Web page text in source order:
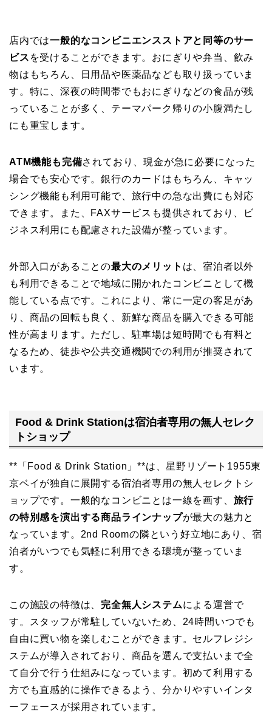
店内では一般的なコンビニエンスストアと同等のサー
ビス を受けることができます。おにぎりや弁当、飲み
物はもちろん、日用品や医薬品なども取り扱っていま
す。特に、深夜の時間帯でもおにぎりなどの食品が残
っていることが多く、テーマパーク帰りの小腹満たし
にも重宝します。
ATM機能も完備されており、現金が急に必要になった
場合でも安心です。銀行のカードはもちろん、キャッ
シング機能も利用可能で、旅行中の急な出費にも対応
できます。また、FAXサービスも提供されており、ビ
ジネス利用にも配慮された設備が整っています。
外部入口があることの最大のメリット は、宿泊者以外
も利用できることで地域に開かれたコンビニとして機
能している点です。これにより、常に一定の客足があ
り、商品の回転も良く、新鮮な商品を購入できる可能
性が高まります。ただし、駐車場は短時間でも有料と
なるため、徒歩や公共交通機関での利用が推奨されて
います。
Food & Drink Stationは宿泊者専用の無人セレク
トショップ
**「Food & Drink Station」**は、星野リゾート1955東
京ベイが独自に展開する宿泊者専用の無人セレクトシ
ョップです。一般的なコンビニとは一線を画す、 旅行
の特別感を演出する商品ラインナップが最大の魅力と
なっています。2nd Roomの隣という好立地にあり、宿
泊者がいつでも気軽に利用できる環境が整っていま
す。
この施設の特徴は、 完全無人システムによる運営で
す。スタッフが常駐していないため、24時間いつでも
自由に買い物を楽しむことができます。セルフレジシ
ステムが導入されており、商品を選んで支払いまで全
て自分で行う仕組みになっています。初めて利用する
方でも直感的に操作できるよう、分かりやすいインタ
ーフェースが採用されています。